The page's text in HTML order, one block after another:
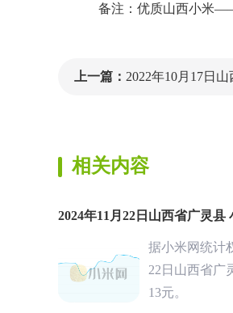
备注：优质山西小米
上一篇： 2022年10月17日山西
相关内容
2024年11月22日山西省广灵县
据小米网统计
22日山西省广
13元。